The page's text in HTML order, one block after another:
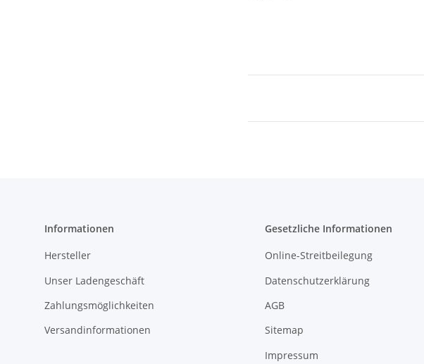
Informationen
Hersteller
Unser Ladengeschäft
Zahlungsmöglichkeiten
Versandinformationen
Gesetzliche Informationen
Online-Streitbeilegung
Datenschutzerklärung
AGB
Sitemap
Impressum